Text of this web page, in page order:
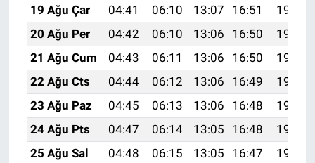
19 Ağu Çar
04:41 06:10 13:07 16:51
19:54
20 Ağu Per
04:42 06:10 13:06 16:50
19:52
21 Ağu Cum
04:43 06:11 13:06 16:50
19:51
22 Ağu Cts
04:44 06:12 13:06 16:49
19:50
23 Ağu Paz
04:45 06:13 13:06 16:48
19:48
24 Ağu Pts
04:47 06:14 13:05 16:48
19:47
25 Ağu Sal
04:48 06:15 13:05 16:47 19:45